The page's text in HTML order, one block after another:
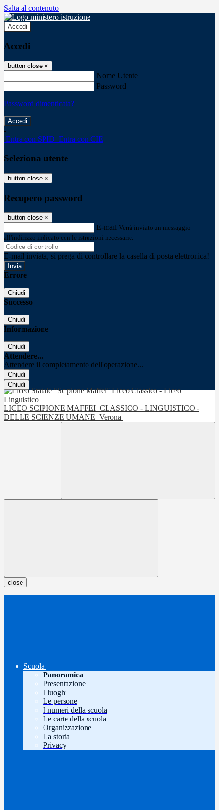
Salta al contenuto
Accedi
Accedi
button close ×
Nome Utente
Password
Password dimenticata?
-
Entra con SPID Entra con CIE
Seleziona utente
button close ×
Recupero password
button close ×
E-mail Verrà inviato un messaggio
all'indirizzo indicato con le istruzioni necessarie.
E-mail inviata, si prega di controllare la casella di posta elettronica!
Errore
Chiudi
Successo
Chiudi
Informazione
Chiudi
Attendere...
Attendere il completamento dell'operazione...
Chiudi
Chiudi
LICEO SCIPIONE MAFFEI CLASSICO - LINGUISTICO -
DELLE SCIENZE UMANE Verona
close
Scuola
Panoramica
Presentazione
I luoghi
Le persone
I numeri della scuola
Le carte della scuola
Organizzazione
La storia
Privacy